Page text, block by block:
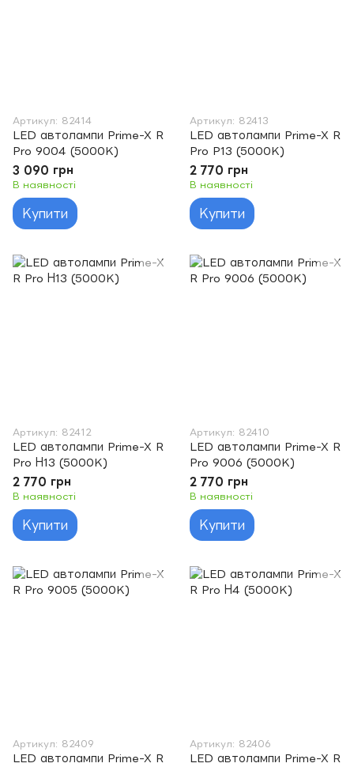
Артикул: 82414
LED автолампи Prime-X R
Pro 9004 (5000K)
3 090 грн
В наявності
Купити
Артикул: 82413
LED автолампи Prime-X R
Pro P13 (5000K)
2 770 грн
В наявності
Купити
Артикул: 82412
LED автолампи Prime-X R
Pro Н13 (5000K)
2 770 грн
В наявності
Купити
Артикул: 82410
LED автолампи Prime-X R
Pro 9006 (5000K)
2 770 грн
В наявності
Купити
Артикул: 82409
LED автолампи Prime-X R
Артикул: 82406
LED автолампи Prime-X R